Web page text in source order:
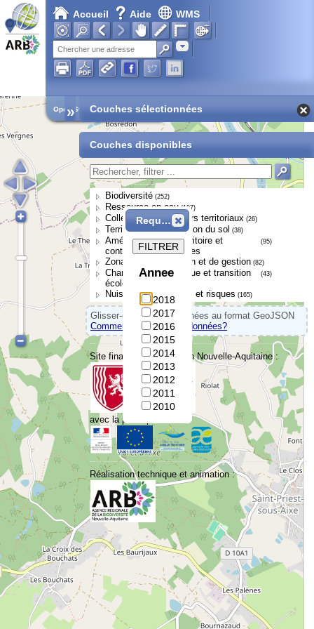
Accueil Aide WMS
Adresse
Open Street Map
» Couches sélectionnées
Couches disponibles
Biodiversité (252)
Ressource en eau (107)
Collectivités et acteurs territoriaux (26)
Territoires et occupation du sol (38)
Aménagement du territoire et
continuités écologiques
(95)
Zonages de protection et de gestion (82)
Changement climatique et transition
écologique
(43)
Nuisances, pressions et risques (165)
Glisser-déposer vos données au format GeoJSON
Comment convertir vos données?
Site financé par la Région Nouvelle-Aquitaine :
avec la participation de :
Réalisation technique et animation :
Requête
Annee
2018
2017
2016
2015
2014
2013
2012
2011
2010
FILTRER